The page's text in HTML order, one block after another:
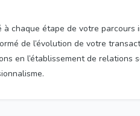
chaque étape de votre parcours
de l’évolution de votre
en l’établissement de relations